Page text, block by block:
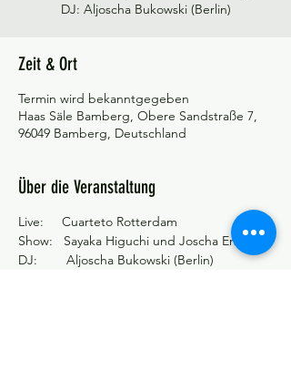
DJ: Aljoscha Bukowski (Berlin)
Zeit & Ort
Termin wird bekanntgegeben
Haas Säle Bamberg, Obere Sandstraße 7,
96049 Bamberg, Deutschland
Über die Veranstaltung
Live: Cuarteto Rotterdam
Show: Sayaka Higuchi und Joscha Engel
DJ: Aljoscha Bukowski (Berlin)